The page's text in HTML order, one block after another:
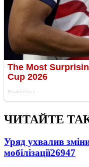
ЧИТАЙТЕ
Уряд ухвалив
мобілізації26947